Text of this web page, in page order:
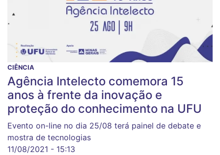
CIÊNCIA
Agência Intelecto comemora 15
anos à frente da inovação e
proteção do conhecimento na UFU
Evento on-line no dia 25/08 terá painel de debate e
mostra de tecnologias
11/08/2021 - 15:13